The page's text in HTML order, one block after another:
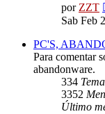
porZZT
Sab Feb
PC'S,
Para comentar
abandonware.
334
3352
Último